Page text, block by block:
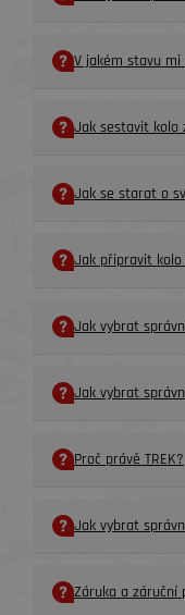
V jakém stavu
Jak sestavit kolo
Jak se starat o
Jak připravit kolo
Jak vybrat
Jak vybrat
Proč právě TREK?
Jak vybrat
Záruka a záruční